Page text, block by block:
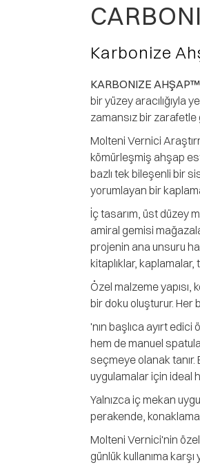
Karbonize
KARBONIZE
bir yüzey aracılığıyla
zamansız bir zarafetle
Molteni Vernici
kömürleşmiş ahşap
bazlı tek bileşenli bir
yorumlayan bir
İç tasarım, üst düzey
amiral gemisi
projenin ana unsuru
kitaplıklar,
Özel malzeme
bir doku oluşturur. Her
'nın başlıca ayırt
hem de manuel
seçmeye olanak
uygulamalar için ideal
Yalnızca iç mekan
perakende, konaklama
Molteni Vernici'nin
günlük kullanıma